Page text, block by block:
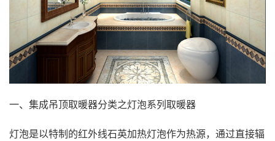
一、集成吊顶取暖器分类之灯泡系列取暖器
灯泡是以特制的红外线石英加热灯泡作为热源，通过直接辐